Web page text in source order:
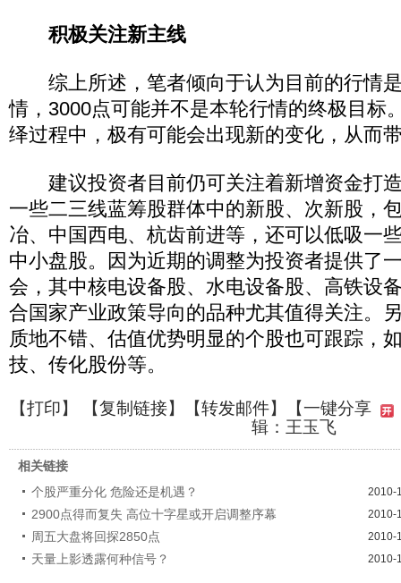
积极关注新主线
综上所述，笔者倾向于认为目前的行情
情，3000点可能并不是本轮行情的终极目标
绎过程中，极有可能会出现新的变化，从而
建议投资者目前仍可关注着新增资金打
一些二三线蓝筹股群体中的新股、次新股，
冶、中国西电、杭齿前进等，还可以低吸一
中小盘股。因为近期的调整为投资者提供了
会，其中核电设备股、水电设备股、高铁设
合国家产业政策导向的品种尤其值得关注。
质地不错、估值优势明显的个股也可跟踪，
技、传化股份等。
【打印】 【复制链接】【转发邮件】
【一键分享
辑：王玉飞
相关链接
个股严重分化 危险还是机遇？
2010-
2900点得而复失 高位十字星或开启调整序幕 2010-
周五大盘将回探2850点 2010-
天量上影透露何种信号？ 2010-